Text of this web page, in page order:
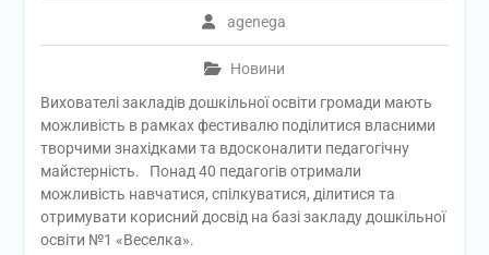
agenega
Новини
Вихователі закладів дошкільної освіти громади мають
можливість в рамках фестивалю поділитися власними
творчими знахідками та вдосконалити педагогічну
майстерність. Понад 40 педагогів отримали
можливість навчатися, спілкуватися, ділитися та
отримувати корисний досвід на базі закладу дошкільної
освіти №1 «Веселка».